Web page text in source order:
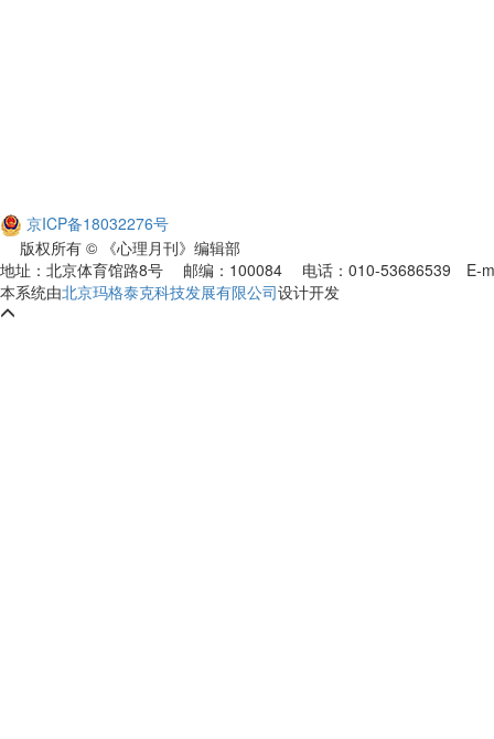
京ICP备18032276号
版权所有 © 《心理月刊》编辑部
地址：北京体育馆路8号 邮编：100084 电话：010-53686539 E-
本系统由北京玛格泰克科技发展有限公司设计开发